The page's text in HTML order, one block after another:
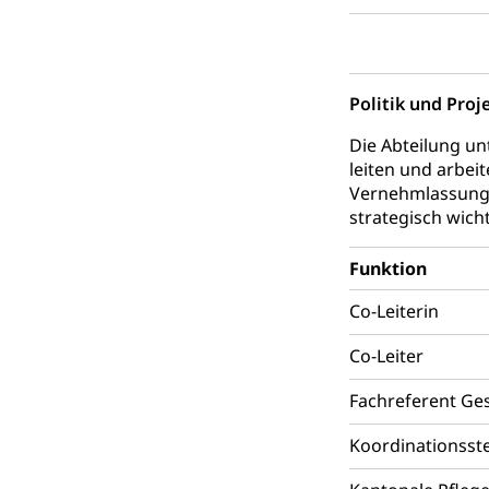
Politik und
Die Abteilung
leiten und
strategisch
Funktion
Co-Leiterin
Co-Leiter
Fachreferent
Sport
Tiere
Tierschutz
Hunde
Todesfall
Bestattung,
Ärztliche
Sicherheit
Armee
Militär,
Militär